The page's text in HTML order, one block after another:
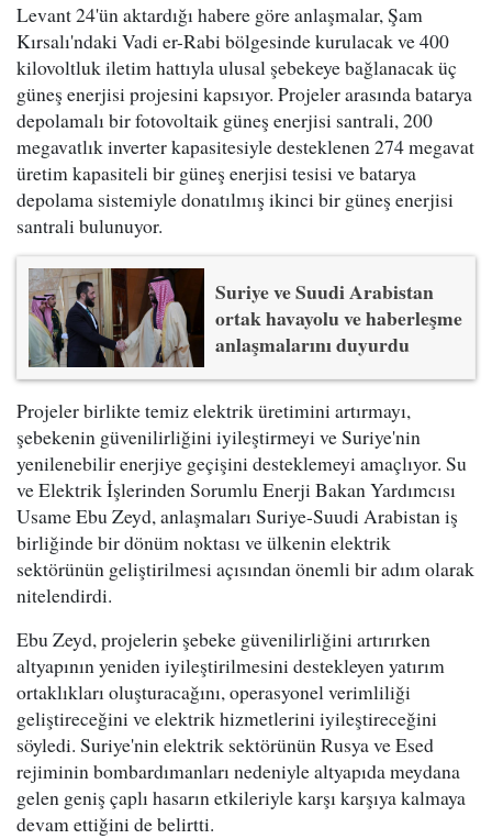
Levant 24'ün aktardığı habere göre anlaşmalar, Şam
Kırsalı'ndaki Vadi er-Rabi bölgesinde kurulacak ve 400
kilovoltluk iletim hattıyla ulusal şebekeye bağlanacak üç
güneş enerjisi projesini kapsıyor. Projeler arasında batarya
depolamalı bir fotovoltaik güneş enerjisi santrali, 200
megavatlık inverter kapasitesiyle desteklenen 274 megavat
üretim kapasiteli bir güneş enerjisi tesisi ve batarya
depolama sistemiyle donatılmış ikinci bir güneş enerjisi
santrali bulunuyor.
Suriye ve Suudi Arabistan
ortak havayolu ve haberleşme
anlaşmalarını duyurdu
Projeler birlikte temiz elektrik üretimini artırmayı,
şebekenin güvenilirliğini iyileştirmeyi ve Suriye'nin
yenilenebilir enerjiye geçişini desteklemeyi amaçlıyor. Su
ve Elektrik İşlerinden Sorumlu Enerji Bakan Yardımcısı
Usame Ebu Zeyd, anlaşmaları Suriye-Suudi Arabistan iş
birliğinde bir dönüm noktası ve ülkenin elektrik
sektörünün geliştirilmesi açısından önemli bir adım olarak
nitelendirdi.
Ebu Zeyd, projelerin şebeke güvenilirliğini artırırken
altyapının yeniden iyileştirilmesini destekleyen yatırım
ortaklıkları oluşturacağını, operasyonel verimliliği
geliştireceğini ve elektrik hizmetlerini iyileştireceğini
söyledi. Suriye'nin elektrik sektörünün Rusya ve Esed
rejiminin bombardımanları nedeniyle altyapıda meydana
gelen geniş çaplı hasarın etkileriyle karşı karşıya kalmaya
devam ettiğini de belirtti.